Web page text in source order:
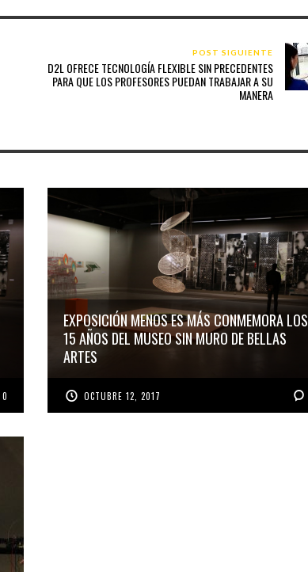
POST SIGUIENTE
D2L OFRECE TECNOLOGÍA FLEXIBLE SIN PRECEDENTES
PARA QUE LOS PROFESORES PUEDAN TRABAJAR A SU
MANERA
0
EXPOSICIÓN MENOS ES MÁS CONMEMORA LOS
15 AÑOS DEL MUSEO SIN MURO DE BELLAS
ARTES
OCTUBRE 12, 2017